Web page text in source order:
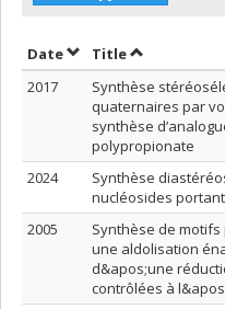
DateSort by date in
TitleSort by title
2017
Synthèse
quaternaires par
synthèse
polypropionate
2024
Synthèse
nucléosides
2005
Synthèse de
une aldolisation
d&apos;une
contrôlées à